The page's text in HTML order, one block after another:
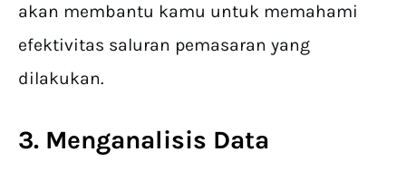
akan membantu kamu untuk memahami
efektivitas saluran pemasaran yang
dilakukan.
3. Menganalisis Data